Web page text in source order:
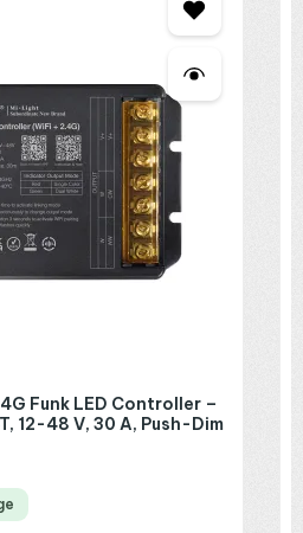
Funk LED Controller –
12-48 V, 30 A, Push-Dim